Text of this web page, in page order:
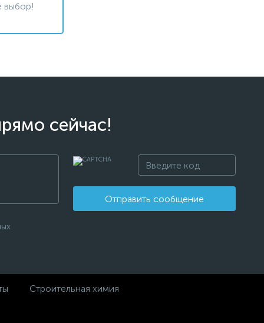
выбор!
сейчас!
Отправить сообщение
Строительная химия